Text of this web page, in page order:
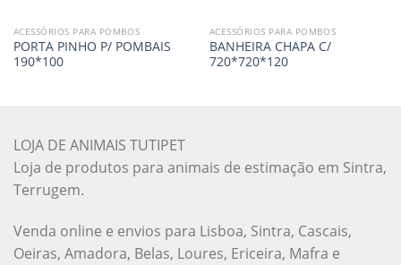
ACESSÓRIOS PARA POMBOS
PORTA PINHO P/ POMBAIS
190*100
ACESSÓRIOS PARA POMBOS
BANHEIRA CHAPA C/
720*720*120
LOJA DE ANIMAIS TUTIPET
Loja de produtos para animais de estimação em Sintra,
Terrugem.
Venda online e envios para Lisboa, Sintra, Cascais,
Oeiras, Amadora, Belas, Loures, Ericeira, Mafra e